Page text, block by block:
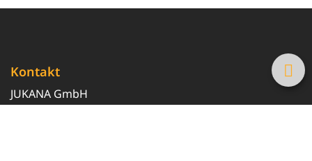
Kontakt
JUKANA GmbH